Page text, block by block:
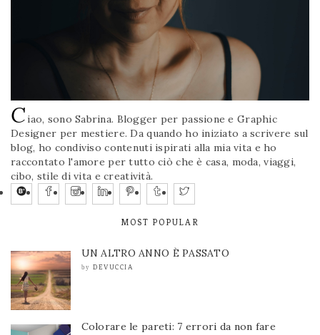
Ciao, sono Sabrina. Blogger per passione e Graphic
Designer per mestiere. Da quando ho iniziato a scrivere sul
blog, ho condiviso contenuti ispirati alla mia vita e ho
raccontato l'amore per tutto ciò che è casa, moda, viaggi,
cibo, stile di vita e creatività.
MOST POPULAR
UN ALTRO ANNO È PASSATO
by DEVUCCIA
Colorare le pareti: 7 errori da non fare